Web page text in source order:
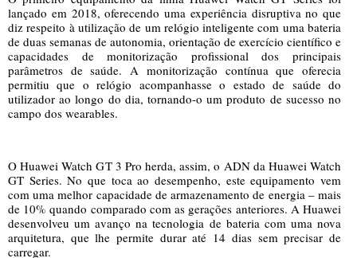
lançado em 2018, oferecendo uma experiência disruptiva no que
diz respeito à utilização de um relógio inteligente com uma bateria
de duas semanas de autonomia, orientação de exercício científico e
capacidades de monitorização profissional dos principais
parâmetros de saúde. A monitorização contínua que oferecia
permitiu que o relógio acompanhasse o estado de saúde do
utilizador ao longo do dia, tornando-o um produto de sucesso no
campo dos wearables.
O Huawei Watch GT 3 Pro herda, assim, o ADN da Huawei Watch
GT Series. No que toca ao desempenho, este equipamento vem
com uma melhor capacidade de armazenamento de energia – mais
de 10% quando comparado com as gerações anteriores. A Huawei
desenvolveu um avanço na tecnologia de bateria com uma nova
arquitetura, que lhe permite durar até 14 dias sem precisar de
carregar.